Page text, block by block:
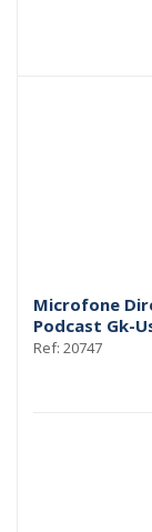
Microfone
Podcast Gk-
Ref: 20747